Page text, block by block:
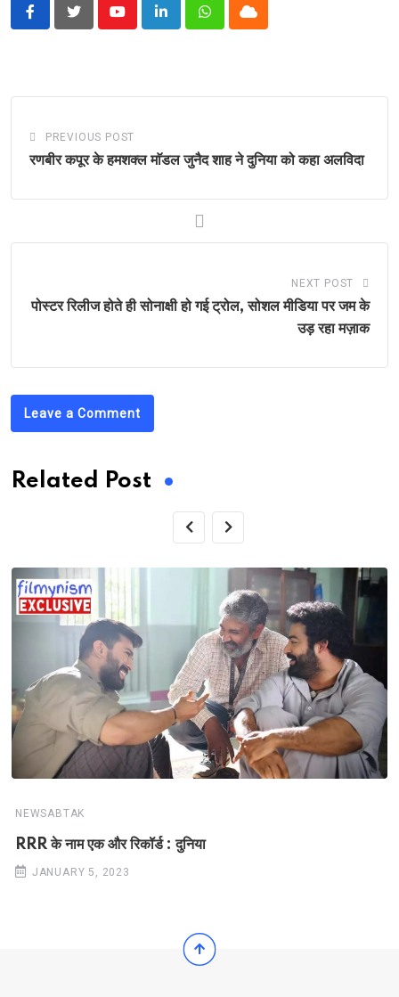
YoutubeLinkedInWhatsappCloud
PREVIOUS POST
रणबीर कपूर के हमशक्ल माॅडल जुनैद शाह ने दुनिया को कहा अलविदा
NEXT POST
पोस्टर रिलीज होते ही सोनाक्षी हो गई ट्रोल, सोशल मीडिया पर जम के
उड़ रहा मज़ाक
Leave a Comment
Related Post
NEWSABTAK
RRR के नाम एक और रिकॉर्ड : दुनिया
JANUARY 5, 2023